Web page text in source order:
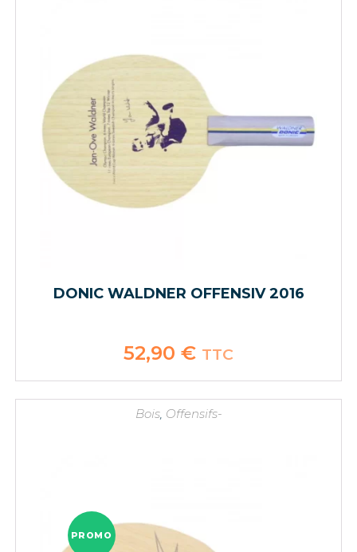
DONIC WALDNER OFFENSIV 2016
52,90 € TTC
Bois, Offensifs-
PROMO